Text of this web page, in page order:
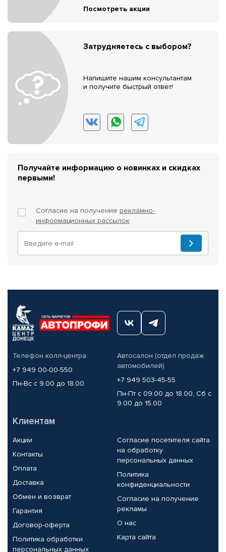
Посмотреть акции
Затрудняетесь с выбором?
Напишите нашим консультантам
и получите быстрый ответ!
Получайте информацию о новинках и скидках
первыми!
Согласие на получение рекламно-
информационных рассылок
Телефон колл-центра
+7 949 00-00-550
Пн-Вс с 9.00 до 18.00
Автосалон (отдел продаж
автомобилей)
+7 949 503-45-55
Пн-Пт с 09.00 до 18.00, Сб с
9.00 до 15.00
Клиентам
Акции
Контакты
Оплата
Доставка
Обмен и возврат
Гарантия
Договор-оферта
Политика обработки
персональных данных
Согласие посетителя сайта
на обработку
персональных данных
Политика
конфиденциальности
Согласие на получение
рекламы
О нас
Карта сайта